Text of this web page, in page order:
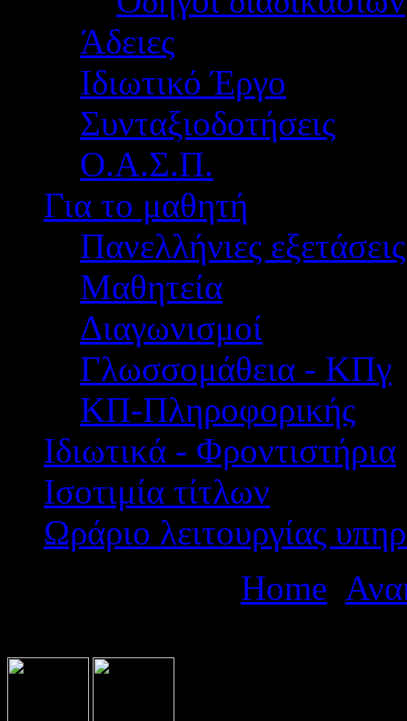
Άδειες
Ιδιωτικό Έργο
Συνταξιοδοτήσεις
Ο.Α.Σ.Π.
Για το μαθητή
Πανελλήνιες εξετάσεις
Μαθητεία
Διαγωνισμοί
Γλωσσομάθεια - ΚΠγ
ΚΠ-Πληροφορικής
Ιδιωτικά - Φροντιστήρια
Ισοτιμία τίτλων
Ωράριο λειτουργίας
Home